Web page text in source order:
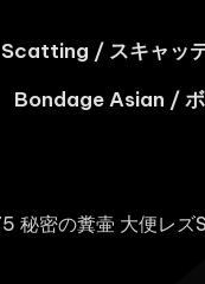
Scatting / スキャッ
Bondage Asian /